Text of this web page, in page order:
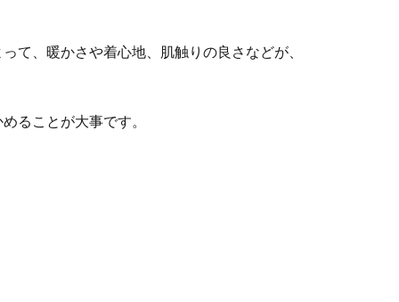
て、暖かさや着心地、肌触りの良さなどが、
ることが大事です。